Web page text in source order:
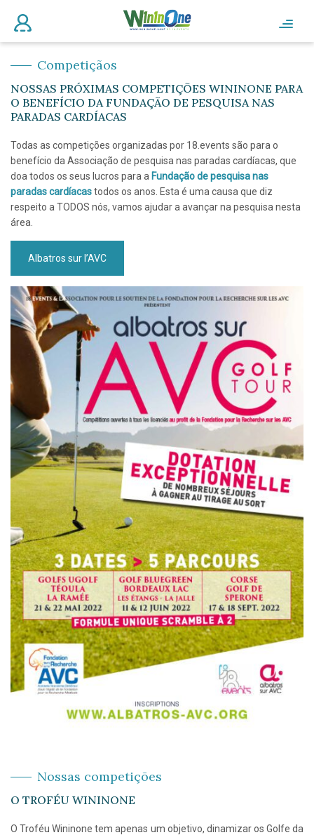
Competiçãos
NOSSAS PRÓXIMAS COMPETIÇÕES WININONE PARA
O BENEFÍCIO DA FUNDAÇÃO DE PESQUISA NAS
PARADAS CARDÍACAS
Todas as competições organizadas por 18.events são para o
benefício da Associação de pesquisa nas paradas cardíacas, que
doa todos os seus lucros para a Fundação de pesquisa nas
paradas cardíacastodos os anos. Esta é uma causa que diz
respeito a TODOS nós, vamos ajudar a avançar na pesquisa nesta
área.
Albatros sur l’AVC
Nossas competições
O TROFÉU WININONE
O Troféu Wininone tem apenas um objetivo, dinamizar os Golfe da